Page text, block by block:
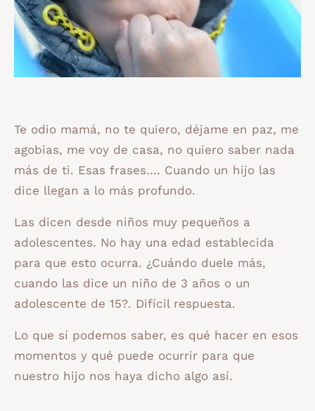
Te odio mamá, no te quiero, déjame en paz, me
agobias, me voy de casa, no quiero saber nada
más de ti. Esas frases…. Cuando un hijo las
dice llegan a lo más profundo.
Las dicen desde niños muy pequeños a
adolescentes. No hay una edad establecida
para que esto ocurra. ¿Cuándo duele más,
cuando las dice un niño de 3 años o un
adolescente de 15?. Difícil respuesta.
Lo que sí podemos saber, es qué hacer en esos
momentos y qué puede ocurrir para que
nuestro hijo nos haya dicho algo así.